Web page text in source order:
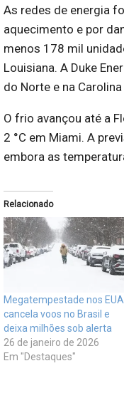
As redes de energia
aquecimento e por
menos 178 mil
Louisiana. A Duke
do Norte e na
O frio avançou até a
2 °C em Miami. A
embora as
Relacionado
Megatempestade nos EUA
cancela voos no Brasil e
deixa milhões sob alerta
26 de janeiro de 2026
Em "Destaques"